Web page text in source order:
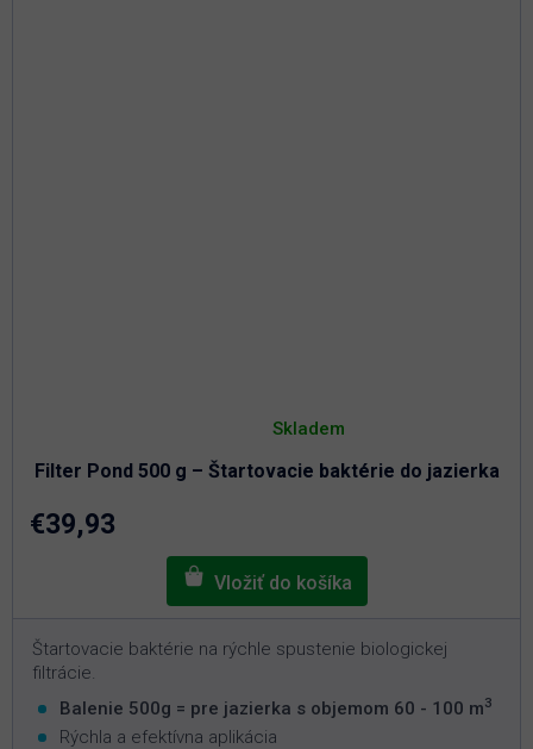
Filter Pond 500 g – Štartovacie baktérie do jazierka
hodnotenie
5,0
Skladem
€39,93
Štartovacie baktérie na rýchle spustenie biologickej
filtrácie.
Balenie 500g = pre jazierka s objemom 60 - 100 m3
Rýchla a efektívna aplikácia